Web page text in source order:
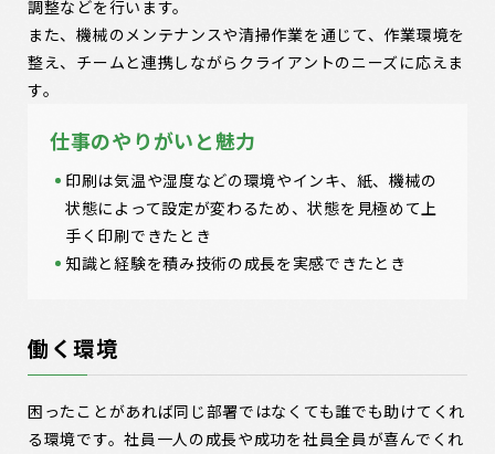
調整などを行います。
また、機械のメンテナンスや清掃作業を通じて、作業環境を
整え、チームと連携しながらクライアントのニーズに応えま
す。
仕事のやりがいと魅力
印刷は気温や湿度などの環境やインキ、紙、機械の
状態によって設定が変わるため、状態を見極めて上
手く印刷できたとき
知識と経験を積み技術の成長を実感できたとき
働く環境
困ったことがあれば同じ部署ではなくても誰でも助けてくれ
る環境です。社員一人の成長や成功を社員全員が喜んでくれ